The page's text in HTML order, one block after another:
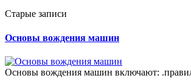
Старые записи
Основы вождения машин
Основы вождения машин включают: